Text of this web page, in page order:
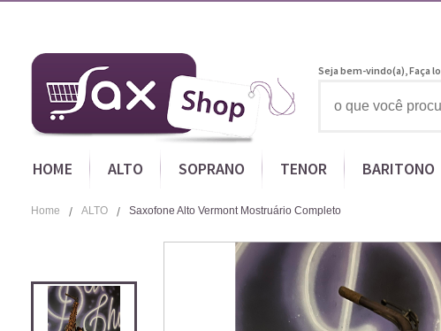
Seja bem-vindo(a),Faça
HOME ALTO SOPRANO TENOR BARITONO
Home ALTO Saxofone Alto Vermont Mostruário Completo